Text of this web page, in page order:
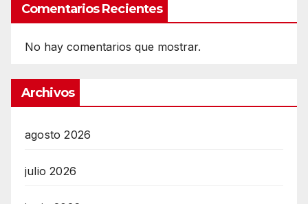
Comentarios Recientes
No hay comentarios que mostrar.
Archivos
agosto 2026
julio 2026